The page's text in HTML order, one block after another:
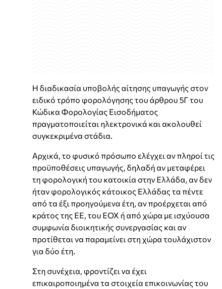
Η διαδικασία υποβολής αίτησης υπαγωγής στον
ειδικό τρόπο φορολόγησης του άρθρου 5Γ του
Κώδικα Φορολογίας Εισοδήματος
πραγματοποιείται ηλεκτρονικά και ακολουθεί
συγκεκριμένα στάδια.
Αρχικά, το φυσικό πρόσωπο ελέγχει αν πληροί τις
προϋποθέσεις υπαγωγής, δηλαδή αν μεταφέρει
τη φορολογική του κατοικία στην Ελλάδα, αν δεν
ήταν φορολογικός κάτοικος Ελλάδας τα πέντε
από τα έξι προηγούμενα έτη, αν προέρχεται από
κράτος της ΕΕ, του ΕΟΧ ή από χώρα με ισχύουσα
συμφωνία διοικητικής συνεργασίας και αν
προτίθεται να παραμείνει στη χώρα τουλάχιστον
για δύο έτη.
Στη συνέχεια, φροντίζει να έχει
επικαιροποιημένα τα στοιχεία επικοινωνίας του